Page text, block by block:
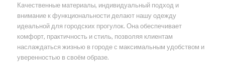
Качественные материалы, индивидуальный подход и
внимание к функциональности делают нашу одежду
идеальной для городских прогулок. Она обеспечивает
комфорт, практичность и стиль, позволяя клиентам
наслаждаться жизнью в городе с максимальным удобством и
уверенностью в своём образе.